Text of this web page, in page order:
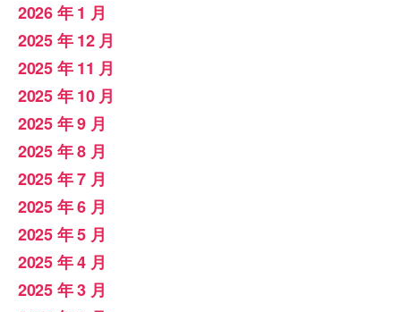
2026 年 1 月
2025 年 12 月
2025 年 11 月
2025 年 10 月
2025 年 9 月
2025 年 8 月
2025 年 7 月
2025 年 6 月
2025 年 5 月
2025 年 4 月
2025 年 3 月